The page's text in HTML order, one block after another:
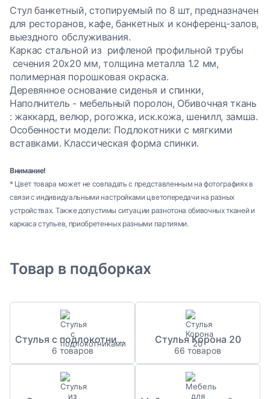
Стул банкетный, стопируемый по 8 шт, предназначен
для ресторанов, кафе, банкетных и конференц-залов,
выездного обслуживания.
Каркас стальной из рифленой профильной трубы
сечения 20х20 мм, толщина металла 1.2 мм,
полимерная порошковая окраска.
Деревянное основание сиденья и спинки,
Наполнитель - мебельный поролон, Обивочная ткань
: жаккард, велюр, рогожка, иск.кожа, шенилл, замша.
Особенности модели: Подлокотники с мягкими
вставками. Классическая форма спинки.
Внимание!
* Цвет товара может не совпадать с представленным на фотографиях в
связи с индивидуальными настройками цветопередачи на разных
устройствах. Также допустимы ситуации разнотона обивочных тканей и
каркаса стульев, приобретенных разными партиями.
Товар в подборках
Стулья с подлокотниками
6 товаров
Стулья Корона 20
66 товаров